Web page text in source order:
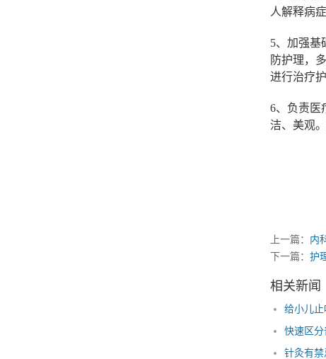
人解释病
5、加强基
防护理，
进行治疗
6、负责医
洁、美观
石
上一篇： 内
下一篇： 护
相关新闻
给小儿
针灸有